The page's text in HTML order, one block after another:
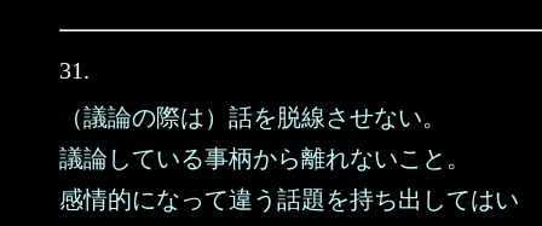
31.
（議論の際は）話を脱線させない。
議論している事柄から離れないこと。
感情的になって違う話題を持ち出してはい